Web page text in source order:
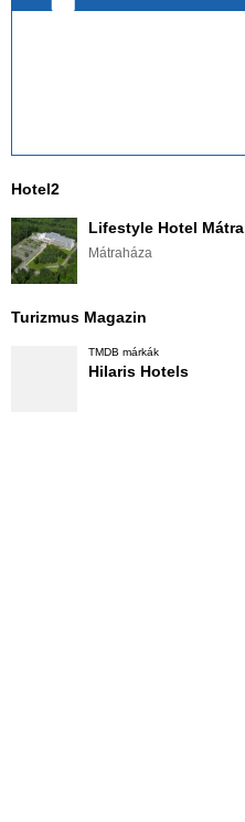
Hotel2
Lifestyle Hotel Mátra
Mátraháza
Turizmus Magazin
TMDB márkák
Hilaris Hotels